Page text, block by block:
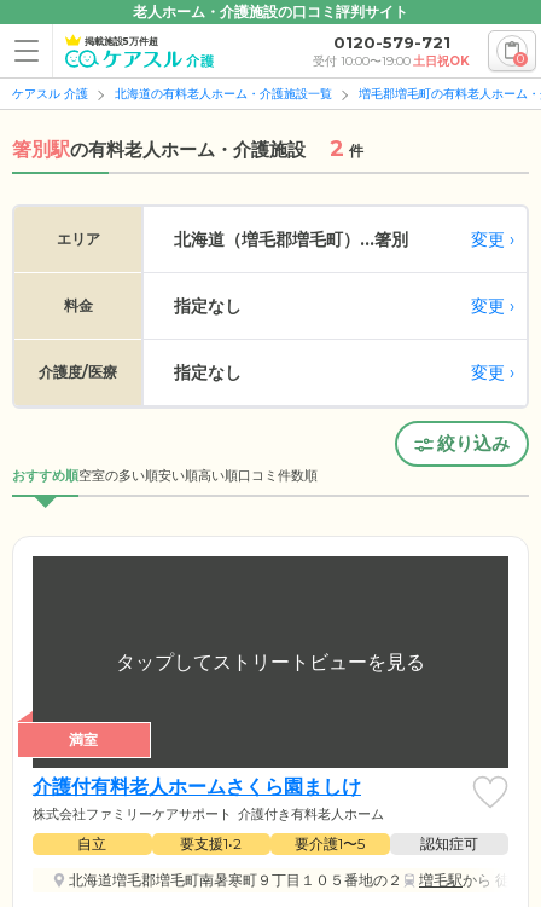
老人ホーム・介護施設の口コミ評判サイト
掲載施設5万件超 0120-579-721
受付 10:00〜19:00土日祝OK 0
ケアスル 介護 北海道の有料老人ホーム・介護施設一覧 増毛郡増毛町の有料老人ホーム
箸別駅の有料老人ホーム・介護施設 2 件
エリア 北海道（増毛郡増毛町）...箸別 変更
料金 指定なし 変更
介護度/医療 指定なし 変更
絞り込み
おすすめ順空室の多い順安い順高い順口コミ件数順
満室
介護付有料老人ホームさくら園ましけ
株式会社ファミリーケアサポート 介護付き有料老人ホーム
自立 要支援1•2 要介護1〜5
認知症可
北海道増毛郡増毛町南暑寒町９丁目１０５番地の２
増毛駅から 徒歩15